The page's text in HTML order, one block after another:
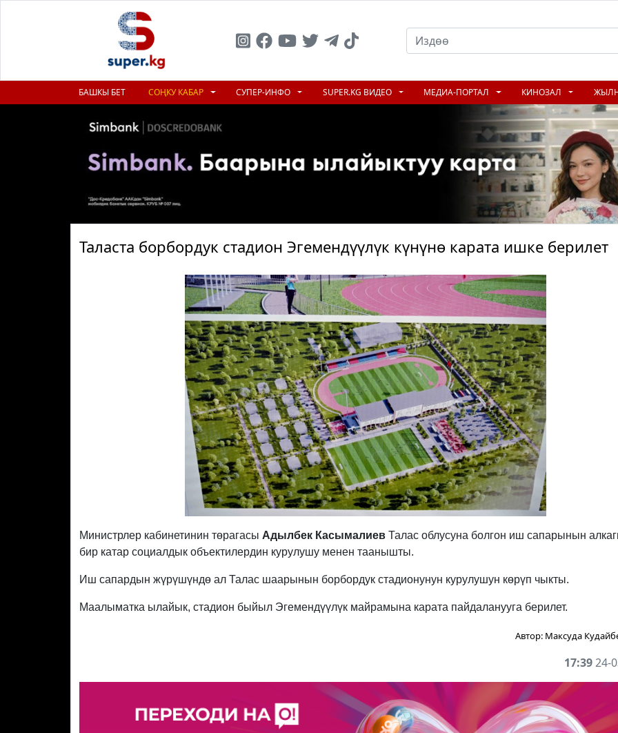
БАШКЫ БЕТ СОҢКУ КАБАР СУПЕР-ИНФО SUPER.KG ВИДЕО МЕДИА-ПОРТАЛ КИНОЗАЛ
Таласта борбордук стадион Эгемендүүлүк күнүнө карата ишке берилет
Министрлер кабинетинин төрагасы Адылбек Касымалиев Талас облусуна болгон иш сапарынын
бир катар социалдык объектилердин курулушу менен таанышты.
Иш сапардын жүрүшүндө ал Талас шаарынын борбордук стадионунун курулушун көрүп чыкты.
Маалыматка ылайык, стадион быйыл Эгемендүүлүк майрамына карата пайдаланууга берилет.
Автор: Максуда
17:3924-